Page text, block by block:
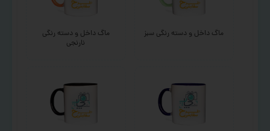
ماگ داخل و دسته رنگی سبز
ماگ داخل و دسته رنگی
نارنجی